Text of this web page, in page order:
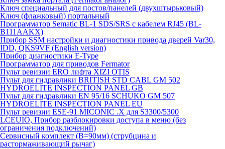
Ключ специальный для постов/панелей (двухштырьковый)
Ключ (флажковый) портальный
Программатор Sematic BL-1 SDS/SRS с кабелем RJ45 (BL-
B111AAKX)
Прибор SSM настройки и диагностики привода дверей Var30,
IDD, QKS9VF (English version)
Прибор диагностики E-Type
Программатор для приводов Fermator
Пульт ревизии ERO лифта XIZI OTIS
Пульт для гидравлики BRITISH STD CABL GM 502
HYDROELITE INSPECTION PANEL GB
Пульт для гидравлики EN 95/16 SCHUKO GM 507
HYDROELITE INSPECTION PANEL EU
Пульт ревизии ESE-91 MICONIC .X для S3300/5300
LCEUIO, Прибор разблокировки доступа в меню (без
ограничения подключений)
Сервисный комплект (В=90мм) (струбцина и
растормаживающий рычаг)